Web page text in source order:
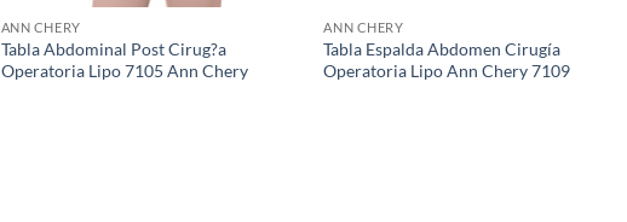
ANN CHERY
Tabla Abdominal Post Cirug?a
Operatoria Lipo 7105 Ann Chery
ANN CHERY
Tabla Espalda Abdomen Cirugía
Operatoria Lipo Ann Chery 7109